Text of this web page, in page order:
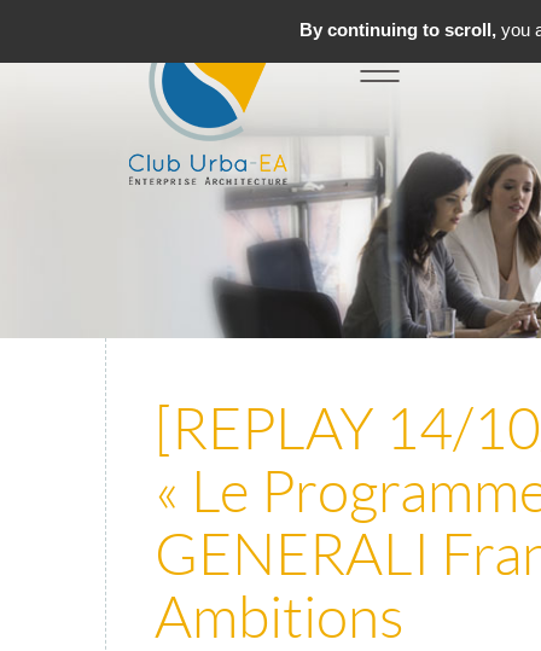
Toggle
navigation
[REPLAY 14/
« Le
GENERALI
Ambitions
By continuing to scroll,you